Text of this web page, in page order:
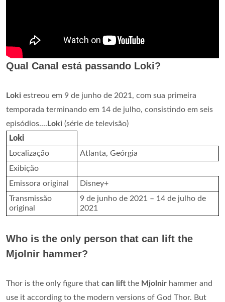
Qual Canal está passando Loki?
Loki estreou em 9 de junho de 2021, com sua primeira
temporada terminando em 14 de julho, consistindo em seis
episódios.... Loki (série de televisão)
Loki
Localização
Atlanta, Geórgia
Exibição
Emissora original
Disney+
Transmissão
original
9 de junho de 2021 – 14 de julho de
2021
Who is the only person that can lift the
Mjolnir hammer?
Thor is the only figure that can lift the Mjolnir hammer and
use it according to the modern versions of God Thor. But